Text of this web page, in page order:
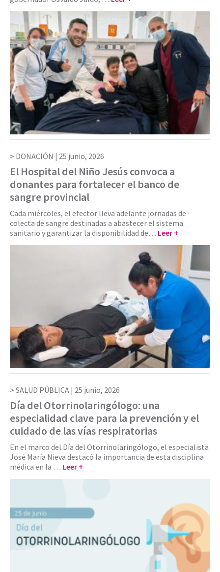
DONACIÓN | 25 junio, 2026
El Hospital del Niño Jesús convoca a
donantes para fortalecer el banco de
sangre provincial
Cada miércoles, el efector lleva adelante jornadas de
colecta de sangre destinadas a abastecer el sistema
sanitario y garantizar la disponibilidad de… Leer +
SALUD PÚBLICA | 25 junio, 2026
Día del Otorrinolaringólogo: una
especialidad clave para la prevención y el
cuidado de las vías respiratorias
En el marco del Día del Otorrinolaringólogo, el especialista
José María Nieva destacó la importancia de esta disciplina
médica en la … Leer +